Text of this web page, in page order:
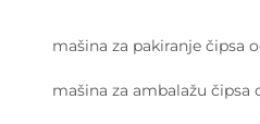
mašina za pakiranje čipsa
mašina za ambalažu čipsa